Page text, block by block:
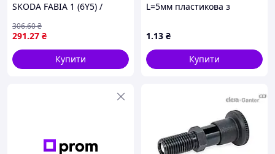
SKODA FABIA 1 (6Y5) /
1999-2013 г.
291.27 ₴
306.60₴
Купити
L=5мм пластикова з
1.13 ₴
Купити